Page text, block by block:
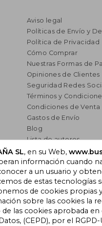
Aviso legal
Políticas de Envío y
Política de Privacidad
Cómo Comprar
Nuestras Formas de
Opiniones de Clientes
Seguridad Redes
Términos y
Condiciones de Venta
Gastos de Envío
Blog
Lista de autores
Incentivo a la Lectura
Libros Recomendados
65, Nave 3 (08940),
SL, en su Web,
información cuando
a un usuario y
de estas tecnologías
de cookies propias
sobre las cookies la
de las cookies aprobada
(CEPD), por el RGPD-